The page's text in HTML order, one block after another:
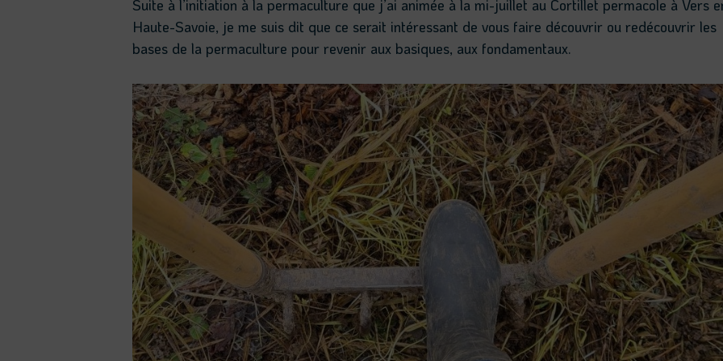
Suite à l’initiation à la permaculture que j’ai animée à la mi-juillet au Cortillet permacole à Vers
Haute-Savoie, je me suis dit que ce serait intéressant de vous faire découvrir ou redécouvrir les
bases de la permaculture pour revenir aux basiques, aux fondamentaux.